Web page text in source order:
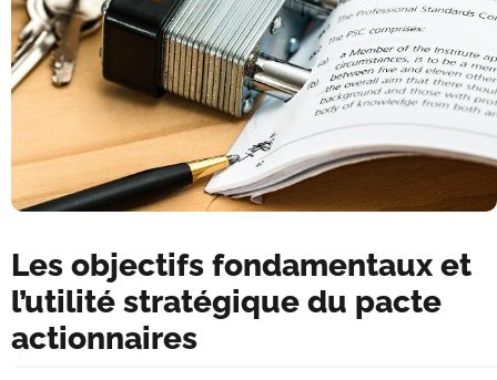
Les objectifs fondamentaux et
l’utilité stratégique du pacte
actionnaires